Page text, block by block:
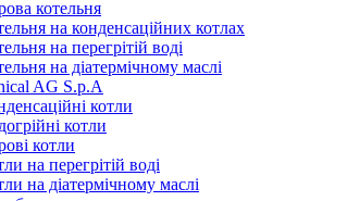
котельня
на конденсаційних котлах
на перегрітій воді
на діатермічному маслі
AG S.p.A
котли
котли
котли
на перегрітій воді
на діатермічному маслі